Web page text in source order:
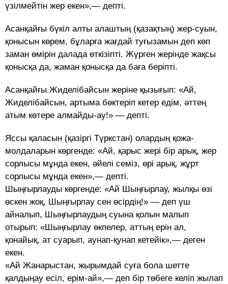
үзілмейтін жер екен»,— депті.
Асанқайғы бүкіл алты алаштың (қазақтың) жер-суын,
қонысын көрем, бұларға жағдай туғызамын деп көп
заман өмірін далада өткізіпті. Жүрген жерінде жақсы
қонысқа да, жаман қонысқа да баға беріпті.
Асанқайғы Жиделібайсын жеріне қызығып: «Ай,
Жиделібайсын, артыма бөктеріп кетер едім, әттең
атым көтере алмайды-ау!» — депті.
Яссы қаласын (қазіргі Түркстан) олардың қожа-
молдаларын көргенде: «Ай, қарыс жері бір арық, жер
сорлысы мұнда екен, әйелі семіз, өрі арық, жұрт
сорлысы мұнда екен»,— депті.
Шыңғырлауды көргенде: «Ай Шыңғырлау, жылқы өзі
өскен жоқ, Шыңғырлау сен өсірдің!» — деп үш
айналып, Шыңғырлаудың суына қолын малып
отырып: «Шыңғырлау өкпелер, аттың ерін ал,
қонайық, ат суарып, аунап-қунап кетейік»,— деген
екен.
«Ай Жанарыстан, жырымдай суға бола шетте
қалдыңау есіл, ерім-ай»,— деп бір төбеге келіп жылап